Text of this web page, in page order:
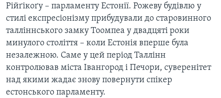
Рійґікоґу – парламенту Естонії. Рожеву будівлю у
стилі експресіонізму прибудували до старовинного
талліннського замку Тоомпеа у двадцяті роки
минулого століття – коли Естонія вперше була
незалежною. Саме у цей період Таллінн
контролював міста Івангород і Печори, суверенітет
над якими жадає знову повернути спікер
естонського парламенту.